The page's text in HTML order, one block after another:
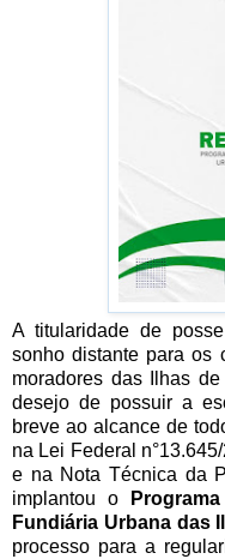
A titularidade de
sonho distante para os
moradores das Ilhas
desejo de possuir a
breve ao alcance de
na Lei Federal
e na Nota Técnica da
implantou o
Fundiária Urbana das
processo para a